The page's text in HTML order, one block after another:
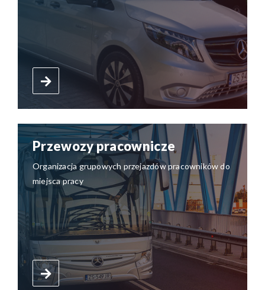
Przewozy pracownicze
Organizacja grupowych przejazdów pracowników do
miejsca pracy